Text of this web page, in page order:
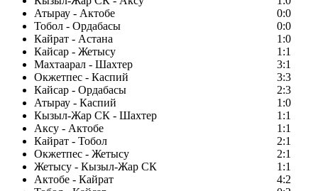
Атырау - Актобе
0:0
Тобол - Ордабасы
0:0
Кайрат - Астана
1:0
Кайсар - Жетысу
1:1
Махтаарал - Шахтер
3:1
Окжетпес - Каспий
3:3
Кайсар - Ордабасы
2:3
Атырау - Каспий
1:0
Кызыл-Жар СК - Шахтер
1:1
Аксу - Актобе
1:1
Кайрат - Тобол
2:1
Окжетпес - Жетысу
2:1
Жетысу - Кызыл-Жар СК
1:1
Актобе - Кайрат
4:2